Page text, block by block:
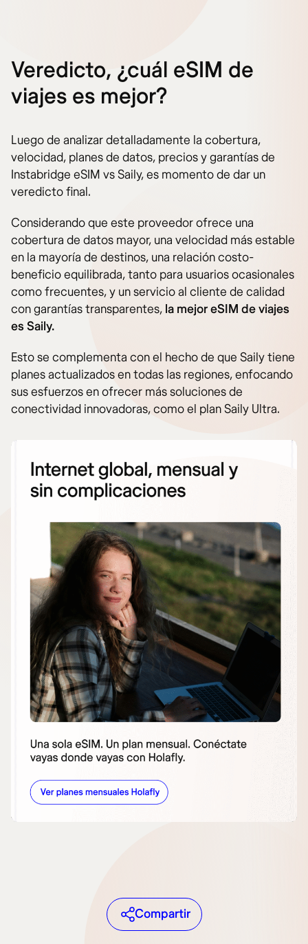
Veredicto, ¿cuál eSIM de
viajes es mejor?
Luego de analizar detalladamente la cobertura,
velocidad, planes de datos, precios y garantías de
Instabridge eSIM vs Saily, es momento de dar un
veredicto final.
Considerando que este proveedor ofrece una
cobertura de datos mayor, una velocidad más estable
en la mayoría de destinos, una relación costo-
beneficio equilibrada, tanto para usuarios ocasionales
como frecuentes, y un servicio al cliente de calidad
con garantías transparentes, la mejor eSIM de viajes
es Saily.
Esto se complementa con el hecho de que Saily tiene
planes actualizados en todas las regiones, enfocando
sus esfuerzos en ofrecer más soluciones de
conectividad innovadoras, como el plan Saily Ultra.
Compartir